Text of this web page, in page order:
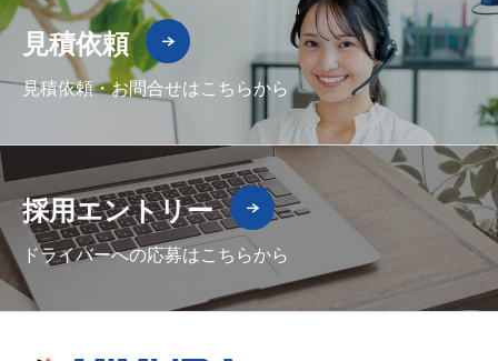
見積依頼
見積依頼・お問合せはこちらから
採用エントリー
ドライバーへの応募はこちらから